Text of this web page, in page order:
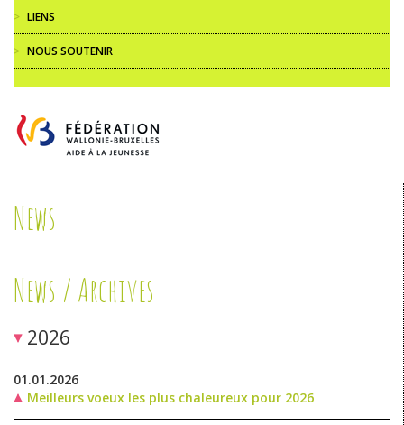
> LIENS
> NOUS SOUTENIR
News
News / Archives
2026
01.01.2026
Meilleurs voeux les plus chaleureux pour 2026